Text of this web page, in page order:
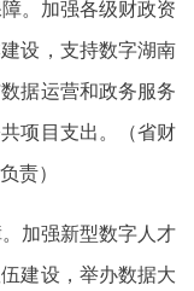
。加强各级财政资
设，支持数字湖南
据运营和政务服务
项目支出。（省财
责）
加强新型数字人才
建设，举办数据大